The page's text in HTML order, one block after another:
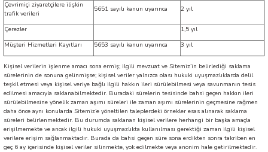
Çevrimiçi ziyaretçilere ilişkin
trafik verileri
5651 sayılı kanun uyarınca 2 yıl
Çerezler
1,5 yıl
Müşteri Hizmetleri Kayıtları
5653 sayılı kanun uyarınca 3 yıl
Kişisel verilerin işlenme amacı sona ermiş; ilgili mevzuat ve Sitemiz’in belirlediği saklama
sürelerinin de sonuna gelinmişse; kişisel veriler yalnızca olası hukuki uyuşmazlıklarda delil
teşkil etmesi veya kişisel veriye bağlı ilgili hakkın ileri sürülebilmesi veya savunmanın tesis
edilmesi amacıyla saklanabilmektedir. Buradaki sürelerin tesisinde bahsi geçen hakkın ileri
sürülebilmesine yönelik zaman aşımı süreleri ile zaman aşımı sürelerinin geçmesine rağmen
daha önce aynı konularda Sitemiz’e yöneltilen taleplerdeki örnekler esas alınarak saklama
süreleri belirlenmektedir. Bu durumda saklanan kişisel verilere herhangi bir başka amaçla
erişilmemekte ve ancak ilgili hukuki uyuşmazlıkta kullanılması gerektiği zaman ilgili kişisel
verilere erişim sağlanmaktadır. Burada da bahsi geçen süre sona erdikten sonra takriben en
geç 6 ay içerisinde kişisel veriler silinmekte, yok edilmekte veya anonim hale getirilmektedir.